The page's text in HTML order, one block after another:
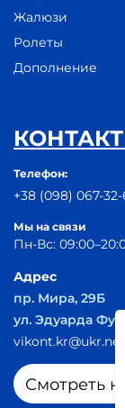
Жалюзи
Ролеты
Дополнение
Телефон:
+38 (098) 067-
Мы на связи
Пн-Вс:
Адрес
пр. Мира, 29Б
ул. Эдуарда
vikont.kr@ukr.net
Смотреть